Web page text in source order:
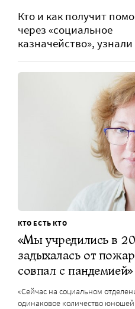
Кто и как получит
через «социальное
казначейство»,
КТО ЕСТЬ КТО
«Мы учредились в
задыхалась от
совпал с пандемией»
«Сейчас на социальном
одинаковое количество